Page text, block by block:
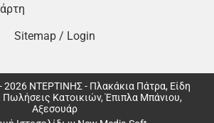
Sitemap / Login
2026 ΝΤΕΡΤΙΝΗΣ - Πλακάκια Πάτρα, Είδη
Πωλήσεις Κατοικιών, Έπιπλα Μπάνιου,
Αξεσουάρ